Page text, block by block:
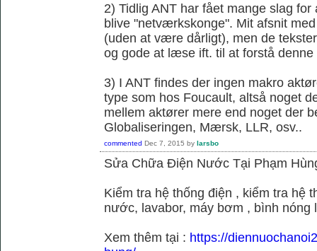
2) Tidlig ANT har fået mange slag
blive "netværkskonge". Mit afsnit
(uden at være dårligt), men de
og gode at læse ift. til at forstå denne
3) I ANT findes der ingen makro
type som hos Foucault, altså noget
mellem aktører mere end noget der
Globaliseringen, Mærsk, LLR, osv..
commented Dec 7, 2015 by larsbo
Sửa Chữa Điện Nước Tại Phạm
Kiểm tra hệ thống điện , kiểm tra hệ
nước, lavabor, máy bơm , bình nóng
Xem thêm tại : https://